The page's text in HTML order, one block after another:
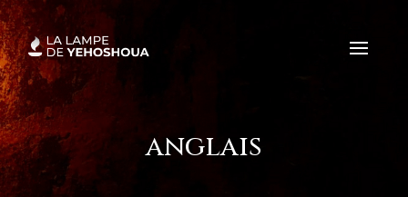
anglais